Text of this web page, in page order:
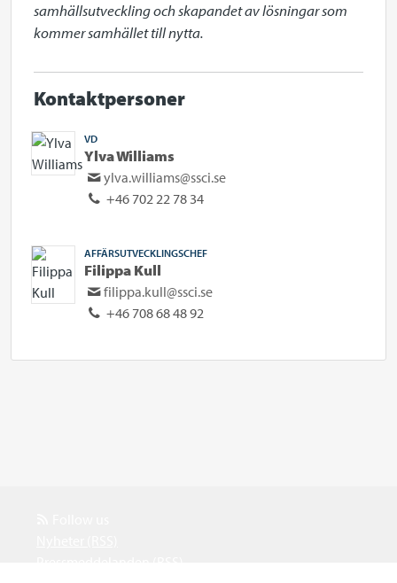
samhällsutveckling och skapandet av lösningar som
kommer samhället till nytta.
Kontaktpersoner
VD
Ylva Williams
ylva.williams@ssci.se
+46 702 22 78 34
AFFÄRSUTVECKLINGSCHEF
Filippa Kull
filippa.kull@ssci.se
+46 708 68 48 92